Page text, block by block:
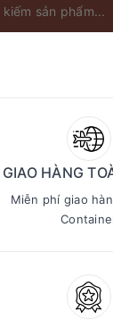
GIAO HÀNG
Miễn phí giao